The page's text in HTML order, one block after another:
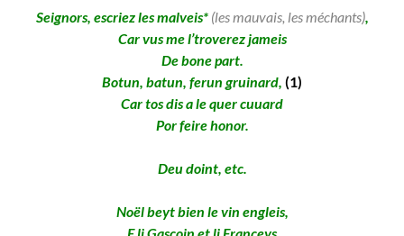
Seignors, escriez les malveis* (les mauvais, les méchants),
Car vus me l’troverez jameis
De bone part.
Botun, batun, ferun gruinard, (1)
Car tos dis a le quer cuuard
Por feire honor.
Deu doint, etc.
Noël beyt bien le vin engleis,